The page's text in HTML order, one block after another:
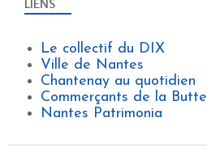
LIENS
Le collectif du DIX
Ville de Nantes
Chantenay au quotidien
Commerçants de la Butte
Nantes Patrimonia